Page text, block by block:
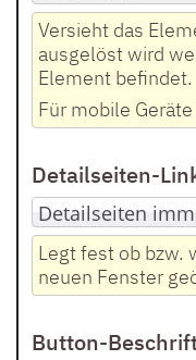
Versieht das
ausgelöst wird
Element befindet.
Für mobile
Detailseiten-
Legt fest ob bzw.
neuen Fenster
Button-